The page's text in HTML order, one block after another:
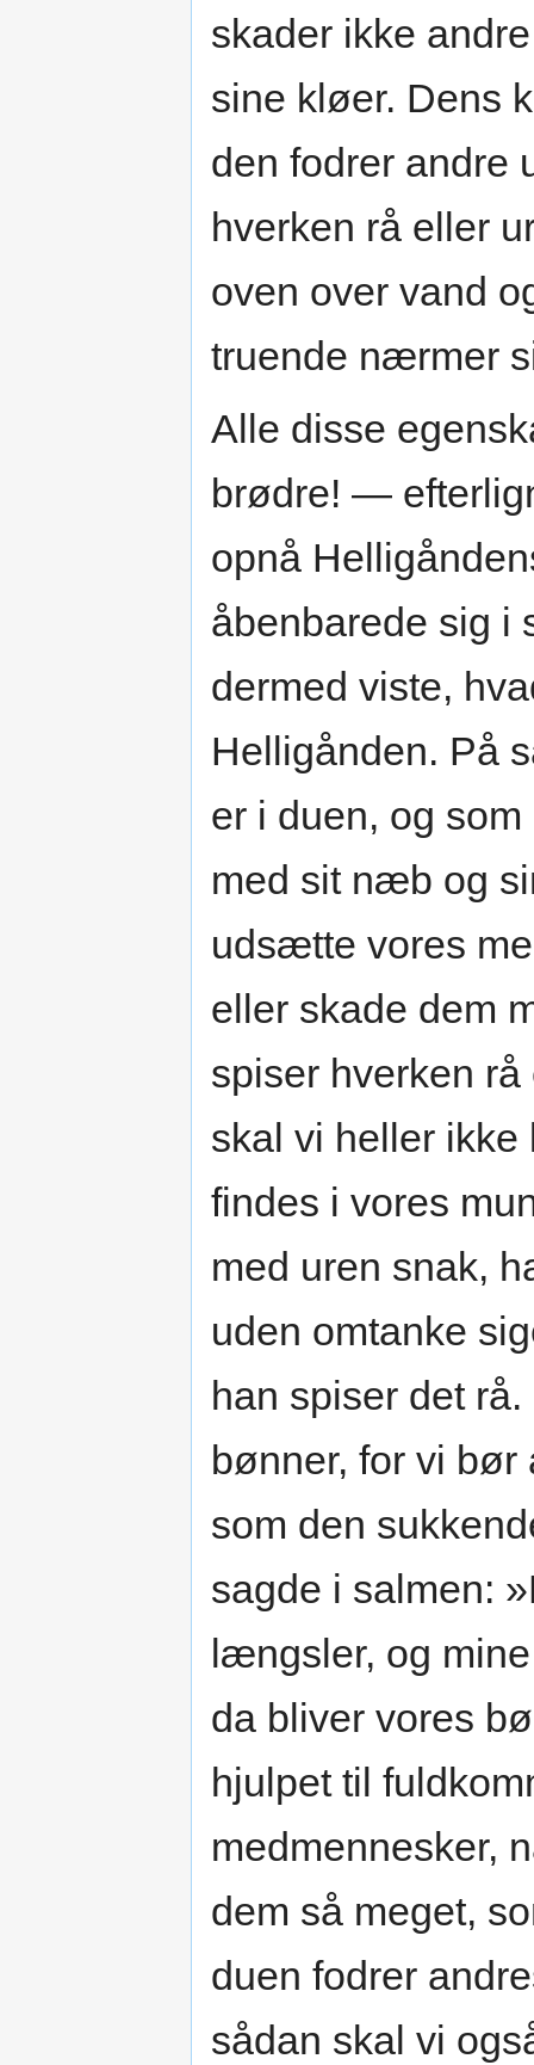
skader ikke
sine kløer. Dens
den fodrer andre
hverken rå eller
oven over vand
truende nærmer
Alle disse
brødre! —
opnå
åbenbarede sig i
dermed viste,
Helligånden. På
er i duen, og
med sit næb og
udsætte vores
eller skade dem
spiser hverken
skal vi heller
findes i vores
med uren snak,
uden omtanke
han spiser det
bønner, for vi bør
som den
sagde i salmen:
længsler, og
da bliver vores
hjulpet til
medmennesker,
dem så meget,
duen fodrer
sådan skal vi